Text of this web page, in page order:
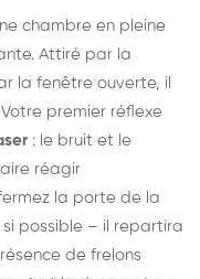
chambre en pleine
Attiré par la
la fenêtre ouverte, il
premier réflexe
: le bruit et le
réagir
la porte de la
possible – il repartira
de frelons